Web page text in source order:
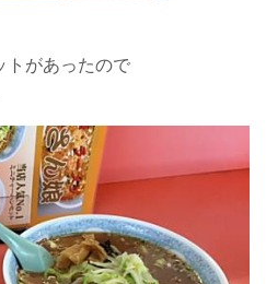
トがあったので